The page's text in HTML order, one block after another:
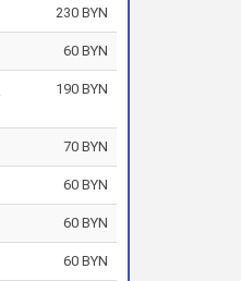
230 BYN
60 BYN
190 BYN
70 BYN
60 BYN
60 BYN
60 BYN